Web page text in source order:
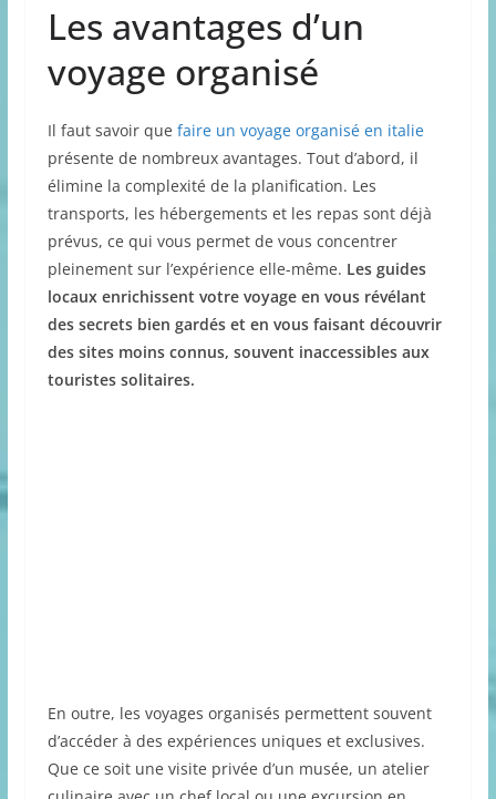
Les avantages d’un
voyage organisé
Il faut savoir que faire un voyage organisé en italie
présente de nombreux avantages. Tout d’abord, il
élimine la complexité de la planification. Les
transports, les hébergements et les repas sont déjà
prévus, ce qui vous permet de vous concentrer
pleinement sur l’expérience elle-même. Les guides
locaux enrichissent votre voyage en vous révélant
des secrets bien gardés et en vous faisant découvrir
des sites moins connus, souvent inaccessibles aux
touristes solitaires.
En outre, les voyages organisés permettent souvent
d’accéder à des expériences uniques et exclusives.
Que ce soit une visite privée d’un musée, un atelier